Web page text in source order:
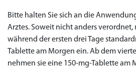
Bitte halten Sie sich an die
Arztes. Soweit nicht anders verordnet,
während der ersten drei Tage
Tablette am Morgen ein. Ab dem
nehmen sie eine 150-mg-Tablette am